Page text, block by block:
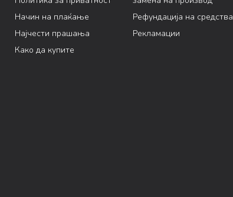
Начин на плаќање
Најчести прашања
Како да купите
Рефундација на средства
Рекламации